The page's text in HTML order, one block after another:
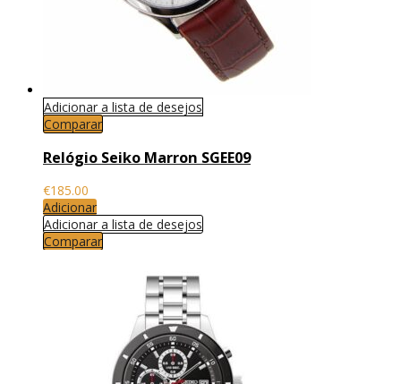
Adicionar a lista de desejos
Comparar
Relógio Seiko Marron SGEE09
€185.00
Adicionar
Adicionar a lista de desejos
Comparar